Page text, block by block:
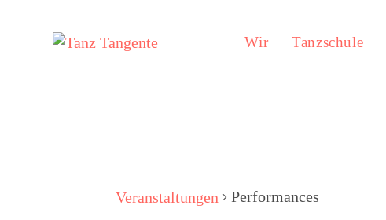
Wir Tanzschule
Veranstaltungen
Performances